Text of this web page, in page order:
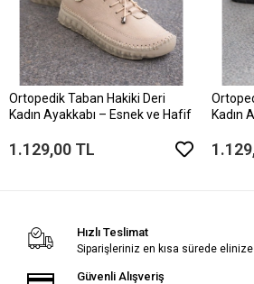
Ortopedik Taban Hakiki Deri
Kadın Ayakkabı – Esnek ve Hafif
1.129,00 TL
Kadın
Hızlı Teslimat
Siparişleriniz en kısa sürede elinize
Güvenli Alışveriş